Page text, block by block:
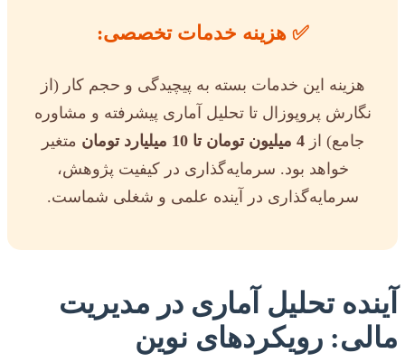
✅ هزینه خدمات تخصصی:
هزینه این خدمات بسته به پیچیدگی و حجم کار (از
نگارش پروپوزال تا تحلیل آماری پیشرفته و مشاوره
جامع) از4 میلیون تومان تا 10 میلیارد تومان
متغیر
خواهد بود. سرمایه‌گذاری در کیفیت پژوهش،
سرمایه‌گذاری در آینده علمی و شغلی شماست.
آینده تحلیل آماری در مدیریت
مالی: رویکردهای نوین